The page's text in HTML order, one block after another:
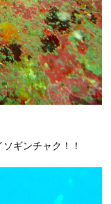
ギンチャク！！